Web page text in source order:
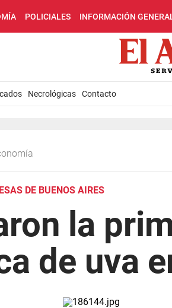
POLICIALES INFORMACIÓN
Necrológicas Contacto
DE BUENOS AIRES
la
de uva